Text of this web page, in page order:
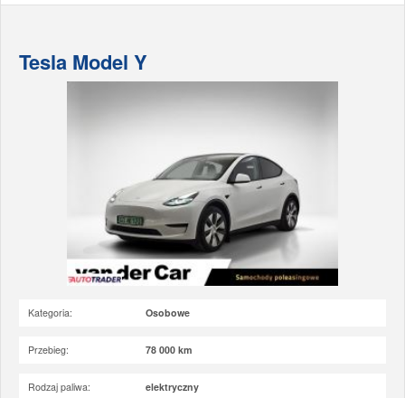
Tesla Model Y
Kategoria: Osobowe
Przebieg: 78 000 km
Rodzaj paliwa: elektryczny